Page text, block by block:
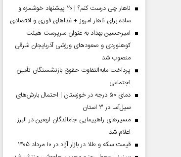
ناهار چی درست کنم؟ | ۲۰ پیشنهاد خوشمزه و
ساده برای ناهار امروز + غذاهای فوری و اقتصادی
امیرحسین بهداد به عنوان سرپرست هیئت
کوهنوردی و صعودهای ورزشی آذربایجان شرقی
منصوب شد
پرداخت مابه‌التفاوت حقوق بازنشستگان تأمین
اجتماعی
دمای ۵۰ درجه در خوزستان | احتمال بارش‌های
سیل‌آسا در ۳ استان
مسیر‌های راهپیمایی جاماندگان اربعین در البرز
اعلام شد
قیمت سکه و طلا در بازار آزاد در ۱۰ مرداد ۱۴۰۵